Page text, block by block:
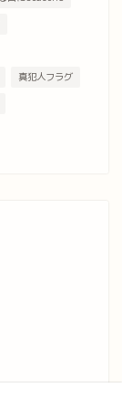
真犯人フラグ